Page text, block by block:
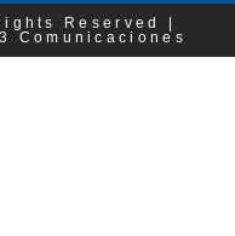
Reserved |
Comunicaciones